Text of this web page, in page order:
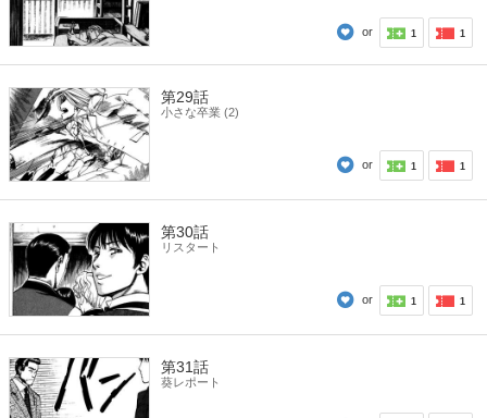
or 1 1
第29話
小さな卒業 (2)
or 1 1
第30話
リスタート
or 1 1
第31話
葵レポート